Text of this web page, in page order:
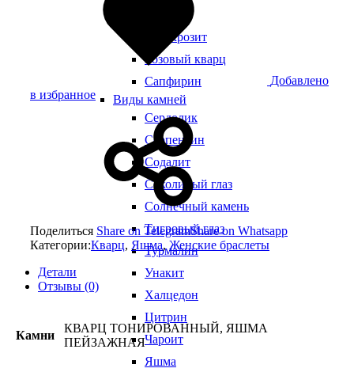
Родохрозит
Розовый кварц
Сапфирин
Виды камней
Сердолик
Серпентин
Содалит
Соколиный глаз
Солнечный камень
Тигровый глаз
Турмалин
Унакит
Халцедон
Цитрин
Чароит
Яшма
Добавлено
в избранное
Поделиться Share on TelegramShare on Whatsapp
Категории:Кварц, Яшма, Женские браслеты
Детали
Отзывы (0)
Камни
КВАРЦ ТОНИРОВАННЫЙ, ЯШМА
ПЕЙЗАЖНАЯ